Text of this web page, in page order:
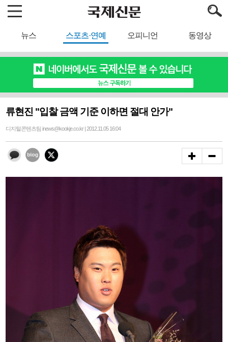
뉴스 스포츠·연예 오피니언 동영상
류현진 "입찰 금액 기준 이하면 절대 안가"
디지털콘텐츠팀 inews@kookje.co.kr | 2012.11.05 16:04